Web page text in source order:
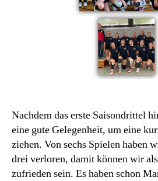
Nachdem das erste Saisondrittel
eine gute Gelegenheit, um eine
ziehen. Von sechs Spielen haben
drei verloren, damit können wir
zufrieden sein. Es haben schon